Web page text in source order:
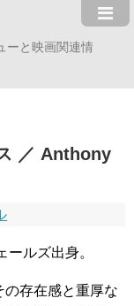
ーと映画関連情
／ Anthony
ルズ出身。
存在感と重厚な